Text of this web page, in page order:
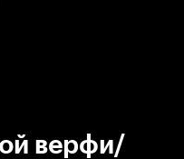
верфи/